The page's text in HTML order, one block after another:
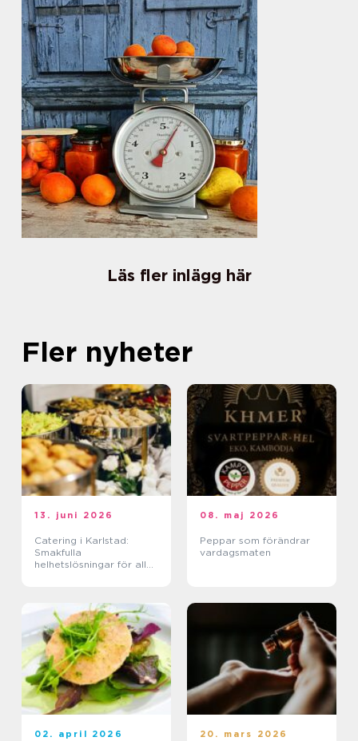
Läs fler inlägg här
Fler nyheter
13. juni 2026
Catering i Karlstad:
Smakfulla
helhetslösningar för alla
08. maj 2026
Peppar som förändrar
vardagsmaten
02. april 2026 20. mars 2026